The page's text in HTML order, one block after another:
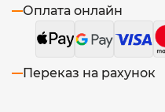
Оплата онлайн
Переказ на рахунок